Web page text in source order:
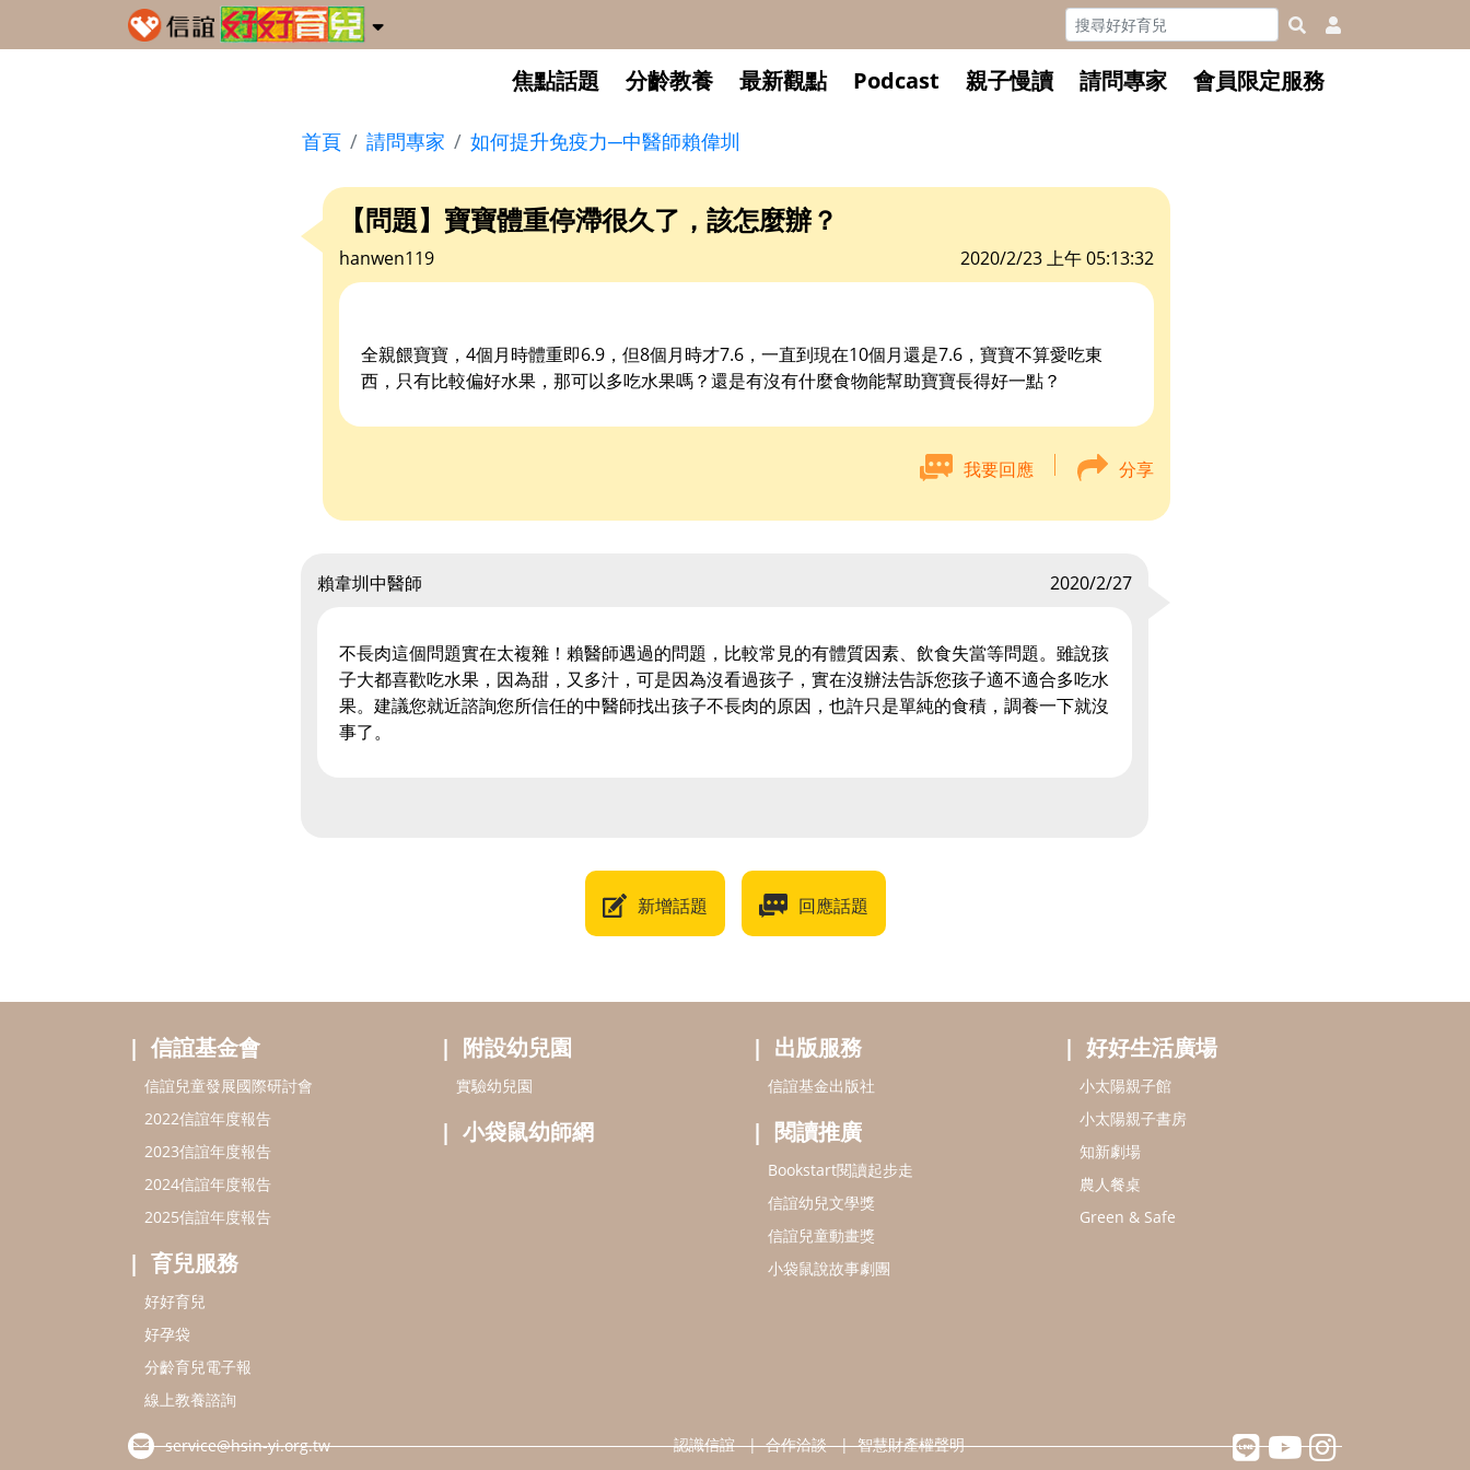
焦點話題 分齡教養 最新觀點 Podcast 親子慢讀 請問專家 會員限定服務
首頁 請問專家 如何提升免疫力─中醫師賴偉圳
【問題】寶寶體重停滯很久了，該怎麼辦？
hanwen119 2020/2/23 上午 05:13:32
全親餵寶寶，4個月時體重即6.9，但8個月時才7.6，一直到現在10個月還是7.6，寶寶不算愛吃東
西，只有比較偏好水果，那可以多吃水果嗎？還是有沒有什麼食物能幫助寶寶長得好一點？
我要回應 分享
賴韋圳中醫師 2020/2/27
不長肉這個問題實在太複雜！賴醫師遇過的問題，比較常見的有體質因素、飲食失當等問題。雖說孩
子大都喜歡吃水果，因為甜，又多汁，可是因為沒看過孩子，實在沒辦法告訴您孩子適不適合多吃水
果。建議您就近諮詢您所信任的中醫師找出孩子不長肉的原因，也許只是單純的食積，調養一下就沒
事了。
新增話題 回應話題
信誼基金會
信誼兒童發展國際研討會
2022信誼年度報告
2023信誼年度報告
2024信誼年度報告
2025信誼年度報告
育兒服務
好好育兒
好孕袋
分齡育兒電子報
線上教養諮詢
附設幼兒園
實驗幼兒園
小袋鼠幼師網
出版服務
信誼基金出版社
閱讀推廣
Bookstart閱讀起步走
信誼幼兒文學獎
信誼兒童動畫獎
小袋鼠說故事劇團
好好生活廣場
小太陽親子館
小太陽親子書房
知新劇場
農人餐桌
Green & Safe
service@hsin-yi.org.tw 認識信誼 合作洽談 智慧財產權聲明